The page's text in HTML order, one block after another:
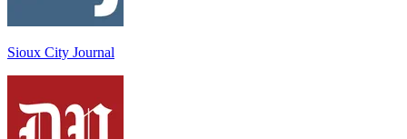
Sioux City Journal